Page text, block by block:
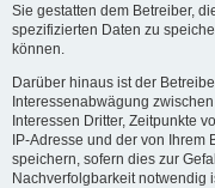
Sie gestatten dem Betreiber,
spezifizierten Daten zu
können.
Darüber hinaus ist der
Interessenabwägung
Interessen Dritter, Zeitpunkte
IP-Adresse und der von Ihrem
speichern, sofern dies zur
Nachverfolgbarkeit notwendig